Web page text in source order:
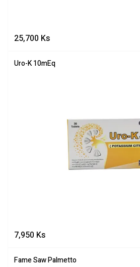
25,700 Ks
Uro-K 10mEq
7,950 Ks
Fame Saw Palmetto